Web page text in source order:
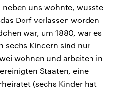
neben uns wohnte, wusste
Dorf verlassen worden
war, um 1880, war es
sechs Kindern sind nur
wohnen und arbeiten in
Staaten, eine
(sechs Kinder hat